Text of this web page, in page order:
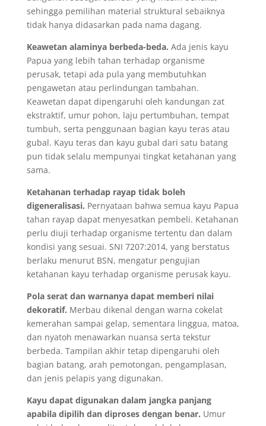
sehingga pemilihan material struktural sebaiknya
tidak hanya didasarkan pada nama dagang.
Keawetan alaminya berbeda-beda. Ada jenis kayu
Papua yang lebih tahan terhadap organisme
perusak, tetapi ada pula yang membutuhkan
pengawetan atau perlindungan tambahan.
Keawetan dapat dipengaruhi oleh kandungan zat
ekstraktif, umur pohon, laju pertumbuhan, tempat
tumbuh, serta penggunaan bagian kayu teras atau
gubal. Kayu teras dan kayu gubal dari satu batang
pun tidak selalu mempunyai tingkat ketahanan yang
sama.
Ketahanan terhadap rayap tidak boleh
digeneralisasi. Pernyataan bahwa semua kayu Papua
tahan rayap dapat menyesatkan pembeli. Ketahanan
perlu diuji terhadap organisme tertentu dan dalam
kondisi yang sesuai. SNI 7207:2014, yang berstatus
berlaku menurut BSN, mengatur pengujian
ketahanan kayu terhadap organisme perusak kayu.
Pola serat dan warnanya dapat memberi nilai
dekoratif. Merbau dikenal dengan warna cokelat
kemerahan sampai gelap, sementara linggua, matoa,
dan nyatoh menawarkan nuansa serta tekstur
berbeda. Tampilan akhir tetap dipengaruhi oleh
bagian batang, arah pemotongan, pengamplasan,
dan jenis pelapis yang digunakan.
Kayu dapat digunakan dalam jangka panjang
apabila dipilih dan diproses dengan benar. Umur